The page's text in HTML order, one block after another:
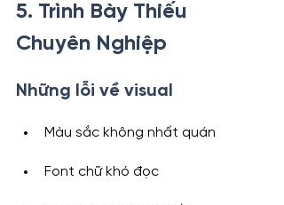
5. Trình Bày Thiếu
Chuyên Nghiệp
Những lỗi về visual
Màu sắc không nhất quán
Font chữ khó đọc